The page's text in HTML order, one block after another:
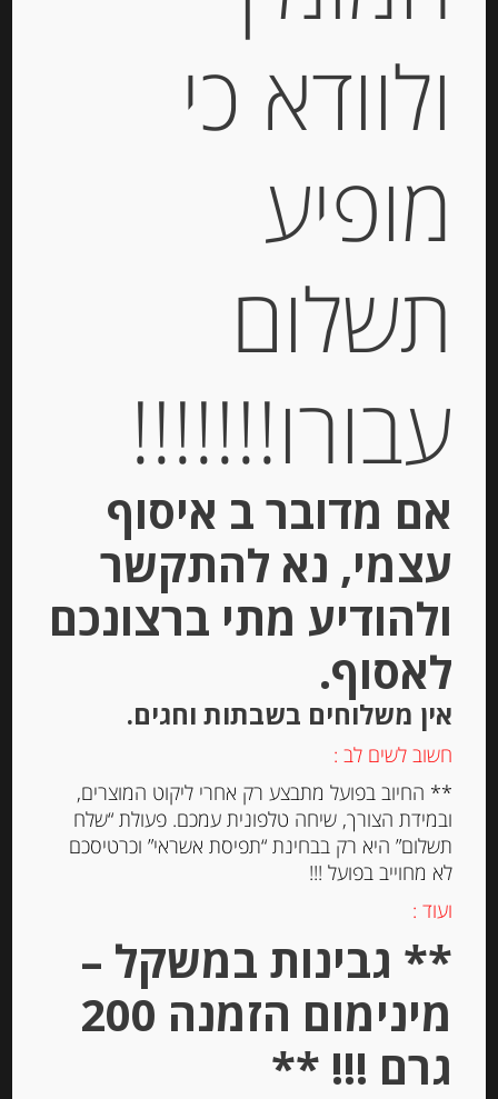
גבינת ריקוטה 7% שומן CASTELLI
מחיר ל 100 גרם: 7.20 ש"ח
הוספה לסל
שומן 200 גרם La Marchesa
מחיר ל 100 גרם: 16.00 ש"ח
מחיר ל 100 גרם: 16.00 ש"ח
ולוודא כי
מופיע
תשלום
עבורו!!!!!!!
אם מדובר ב איסוף
עצמי, נא להתקשר
ולהודיע מתי ברצונכם
לאסוף.
אין משלוחים בשבתות וחגים.
חשוב לשים לב :
** החיוב בפועל מתבצע רק אחרי ליקוט המוצרים,
ובמידת הצורך, שיחה טלפונית עמכם. פעולת “שלח
תשלום” היא רק בבחינת “תפיסת אשראי” וכרטיסכם
לא מחוייב בפועל !!!
ועוד :
** גבינות במשקל –
מינימום הזמנה 200
גרם !!! **